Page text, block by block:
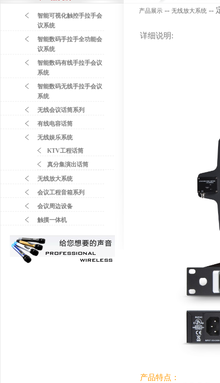
智能可视化触控手拉手会
议系统
智能数码手拉手全功能会
议系统
智能数码有线手拉手会议
系统
智能数码无线手拉手会议
系统
无线会议话筒系列
有线电容话筒
无线娱乐系统
KTV工程话筒
真分集演出话筒
无线放大系统
会议工程音箱系列
会议周边设备
触摸一体机
产品展示 -- 无线放大系统 --
详细说明:
产品特点：